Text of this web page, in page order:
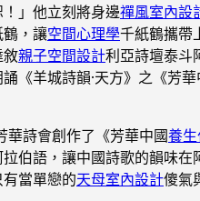
！」他立刻將身邊禪風室內設
鶴，讓空間心理學千紙鶴攜帶
敘親子空間設計利亞詩壇泰斗
《羊城詩韻·天方》之《芳
華詩會創作了《芳華中國養
伯語，讓中國詩歌的韻味在
有當單戀的天母室內設計傻氣